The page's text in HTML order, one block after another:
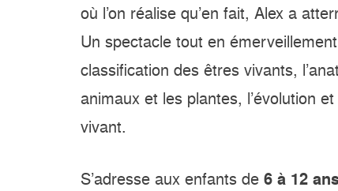
où l’on réalise qu’en fait, Alex a
Un spectacle tout en
classification des êtres vivants,
animaux et les plantes, l’évolution
vivant.
S’adresse aux enfants de 6 à 12